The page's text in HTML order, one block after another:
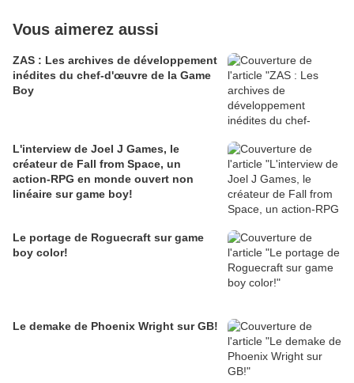
Vous aimerez aussi
ZAS : Les archives de développement
inédites du chef-d'œuvre de la Game
Boy
L'interview de Joel J Games, le
créateur de Fall from Space, un
action-RPG en monde ouvert non
linéaire sur game boy!
Le portage de Roguecraft sur game
boy color!
Le demake de Phoenix Wright sur GB!